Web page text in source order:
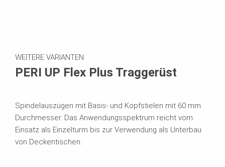
WEITERE VARIANTEN
PERI UP Flex Plus Traggerüst
Spindelauszügen mit Basis- und Kopfstielen mit 60 mm
Durchmesser. Das Anwendungsspektrum reicht vom
Einsatz als Einzelturm bis zur Verwendung als Unterbau
von Deckentischen.